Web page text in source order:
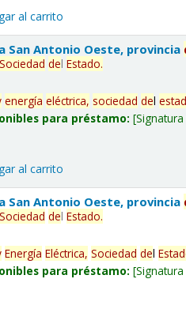
al carrito
Antonio Oeste, provincia
Sociedad delEstado.
energía eléctrica, sociedad del
para préstamo:
al carrito
Antonio Oeste, provincia
Sociedad delEstado.
Energía Eléctrica, Sociedad del
para préstamo: